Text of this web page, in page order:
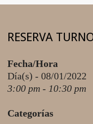
RESERVA
Fecha/Hora
Día(s) - 08/01/2022
3:00 pm - 10:30 pm
Categorías